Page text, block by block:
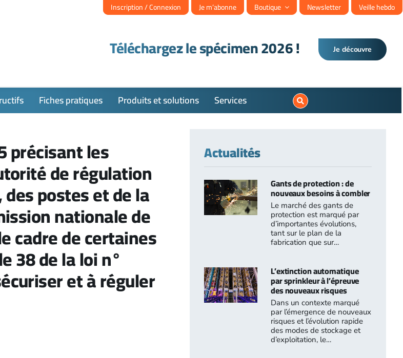
Inscription / Connexion Je m’abonne Boutique Newsletter Veille hebdo
Téléchargez le spécimen 2026 ! Je découvre
Fiches pratiques Produits et solutions Services
précisant les
de régulation
postes et de la
nationale de
cadre de certaines
38 de la loi n°
et à réguler
Actualités
Gants de protection : de
nouveaux besoins à combler
Le marché des gants de
protection est marqué par
d’importantes évolutions,
tant sur le plan de la
fabrication que sur…
L’extinction automatique
par sprinkleur à l’épreuve
des nouveaux risques
Dans un contexte marqué
par l’émergence de nouveaux
risques et l’évolution rapide
des modes de stockage et
d’exploitation, le…